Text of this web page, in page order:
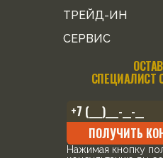
ТРЕЙД-ИН
СЕРВИС
СПЕЦИАЛИСТ
ПОЛУЧИТЬ
Нажимая кнопку